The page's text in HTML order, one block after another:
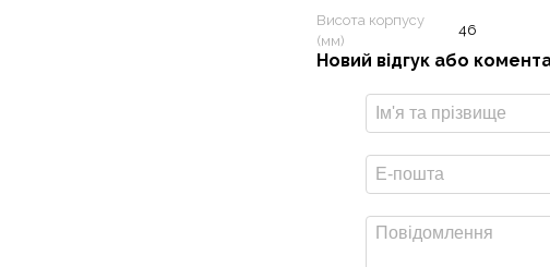
Висота корпусу
(мм)
46
Новий відгук або